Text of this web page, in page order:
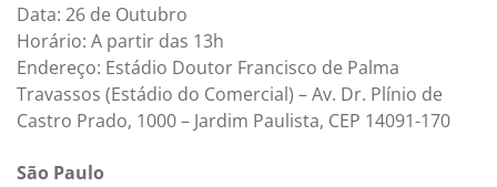
Data: 26 de Outubro
Horário: A partir das 13h
Endereço: Estádio Doutor Francisco de Palma
Travassos (Estádio do Comercial) – Av. Dr. Plínio de
Castro Prado, 1000 – Jardim Paulista, CEP 14091-170
São Paulo